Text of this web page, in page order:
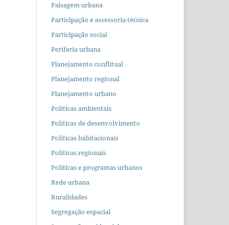
Paisagem urbana
Participação e assessoria técnica
Participação social
Periferia urbana
Planejamento conflitual
Planejamento regional
Planejamento urbano
Políticas ambientais
Políticas de desenvolvimento
Políticas habitacionais
Políticas regionais
Políticas e programas urbanos
Rede urbana
Ruralidades
Segregação espacial